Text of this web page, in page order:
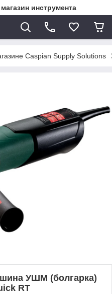
инструмента
Caspian Supply Solutions
УШМ (болгарка)
RT